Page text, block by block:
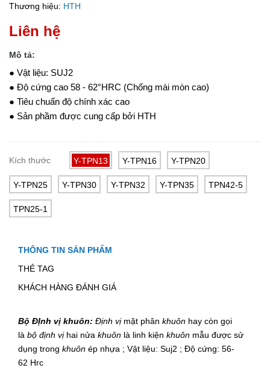
Thương hiệu: HTH
Liên hệ
Mô tả:
● Vật liệu: SUJ2
● Độ cứng cao 58 - 62°HRC (Chống mài mòn cao)
● Tiêu chuẩn độ chính xác cao
● Sản phầm được cung cấp bởi HTH
Kích thước Y-TPN13 Y-TPN16 Y-TPN20
Y-TPN25 Y-TPN30 Y-TPN32 Y-TPN35 TPN42-5
TPN25-1
THÔNG TIN SẢN PHẨM
THẺ TAG
KHÁCH HÀNG ĐÁNH GIÁ
Bộ ĐỊnh vị khuôn: Định vịmặt phân khuôn hay còn gọi
là bộ định vịhai nửa khuôn là linh kiện khuôn mẫu được sử
dụng trong khuôn ép nhựa ; Vật liệu: Suj2 ; Độ cứng: 56-
62 Hrc